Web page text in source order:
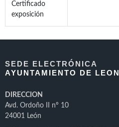
Certificado
exposición
SEDE ELECTRÓNICA
AYUNTAMIENTO DE LEON
DIRECCION
Avd. Ordoño II nº 10
24001 León